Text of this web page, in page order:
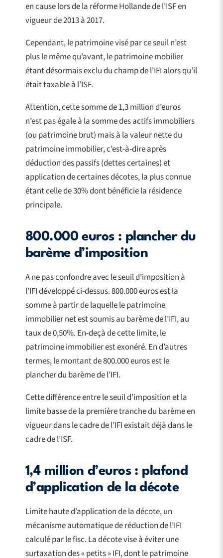
en cause lors de la réforme Hollande de l’ISF en
vigueur de 2013 à 2017.
Cependant, le patrimoine visé par ce seuil n’est
plus le même qu’avant, le patrimoine mobilier
étant désormais exclu du champ de l’IFI alors qu’il
était taxable à l’ISF.
Attention, cette somme de 1,3 million d’euros
n’est pas égale à la somme des actifs immobiliers
(ou patrimoine brut) mais à la valeur nette du
patrimoine immobilier, c’est-à-dire après
déduction des passifs (dettes certaines) et
application de certaines décotes, la plus connue
étant celle de 30% dont bénéficie la résidence
principale.
800.000 euros : plancher du
barème d’imposition
A ne pas confondre avec le seuil d’imposition à
l’IFI développé ci-dessus. 800.000 euros est la
somme à partir de laquelle le patrimoine
immobilier net est soumis au barème de l’IFI, au
taux de 0,50%. En-deçà de cette limite, le
patrimoine immobilier est exonéré. En d’autres
termes, le montant de 800.000 euros est le
plancher du barème de l’IFI.
Cette différence entre le seuil d’imposition et la
limite basse de la première tranche du barème en
vigueur dans le cadre de l’IFI existait déjà dans le
cadre de l’ISF.
1,4 million d’euros : plafond
d’application de la décote
Limite haute d’application de la décote, un
mécanisme automatique de réduction de l’IFI
calculé par le fisc. La décote vise à éviter une
surtaxation des « petits » IFI, dont le patrimoine